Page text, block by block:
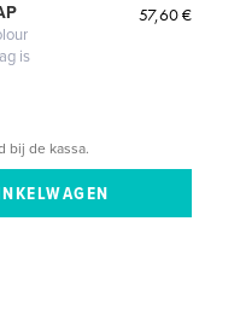
is
57,60 €
bij de kassa.